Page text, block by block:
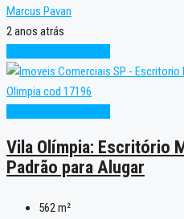
Marcus Pavan
2 anos atrás
Vila Olímpia: Escritório
Padrão para Alugar
562m²